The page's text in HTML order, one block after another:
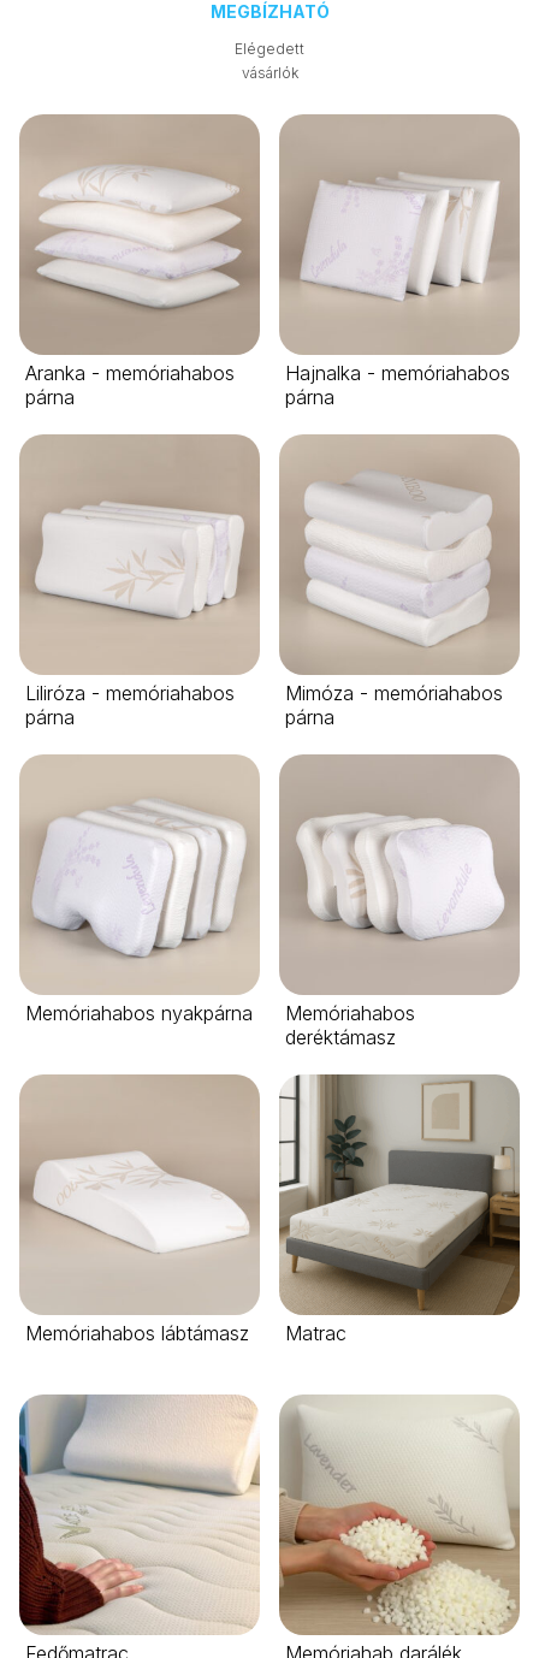
MEGBÍZHATÓ
Elégedett
vásárlók
Aranka - memóriahabos
párna
Hajnalka - memóriahabos
párna
Liliróza - memóriahabos
párna
Mimóza - memóriahabos
párna
Memóriahabos nyakpárna
Memóriahabos
deréktámasz
Memóriahabos lábtámasz Matrac